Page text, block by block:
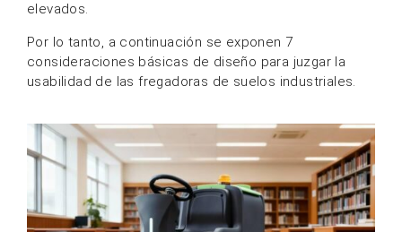
elevados.
Por lo tanto, a continuación se exponen 7
consideraciones básicas de diseño para juzgar la
usabilidad de las fregadoras de suelos industriales.